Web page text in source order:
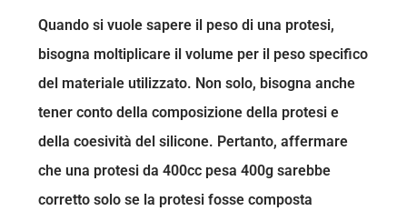
Quando si vuole sapere il peso di una protesi,
bisogna moltiplicare il volume per il peso specifico
del materiale utilizzato. Non solo, bisogna anche
tener conto della composizione della protesi e
della coesività del silicone. Pertanto, affermare
che una protesi da 400cc pesa 400g sarebbe
corretto solo se la protesi fosse composta